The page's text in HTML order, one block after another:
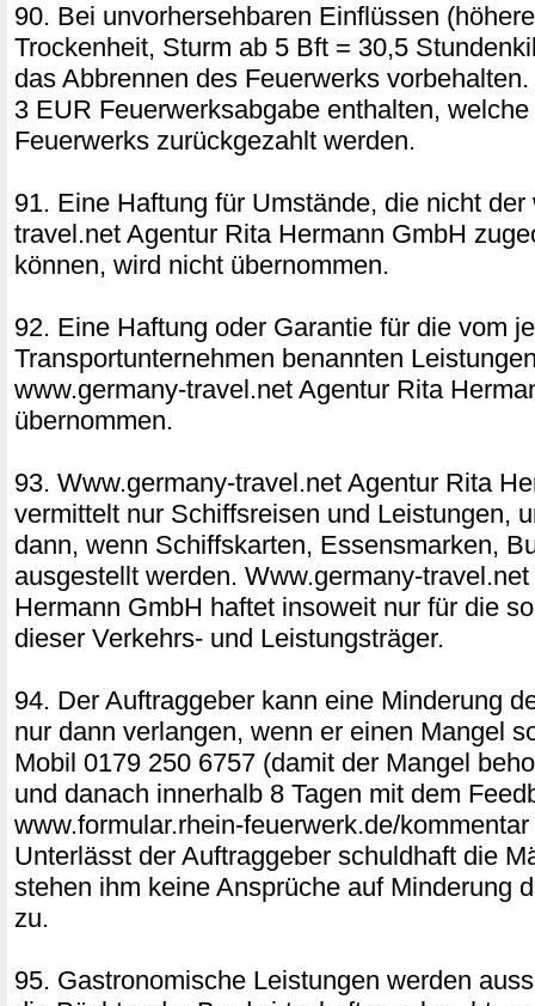
90. Bei unvorhersehbaren Einflüssen
Trockenheit, Sturm ab 5 Bft = 30,5
das Abbrennen des Feuerwerks
3 EUR Feuerwerksabgabe enthalten,
Feuerwerks zurückgezahlt werden.
91. Eine Haftung für Umstände, die nicht der
travel.net Agentur Rita Hermann GmbH
können, wird nicht übernommen.
92. Eine Haftung oder Garantie für die vom
Transportunternehmen benannten
www.germany-travel.net Agentur Rita
übernommen.
93. Www.germany-travel.net Agentur Rita
vermittelt nur Schiffsreisen und Leistungen,
dann, wenn Schiffskarten, Essensmarken,
ausgestellt werden. Www.germany-
Hermann GmbH haftet insoweit nur für die
dieser Verkehrs- und Leistungsträger.
94. Der Auftraggeber kann eine Minderung
nur dann verlangen, wenn er einen Mangel
Mobil 0179 250 6757 (damit der Mangel
und danach innerhalb 8 Tagen mit dem
www.formular.rhein-feuerwerk.de/
Unterlässt der Auftraggeber schuldhaft die
stehen ihm keine Ansprüche auf Minderung
zu.
95. Gastronomische Leistungen werden